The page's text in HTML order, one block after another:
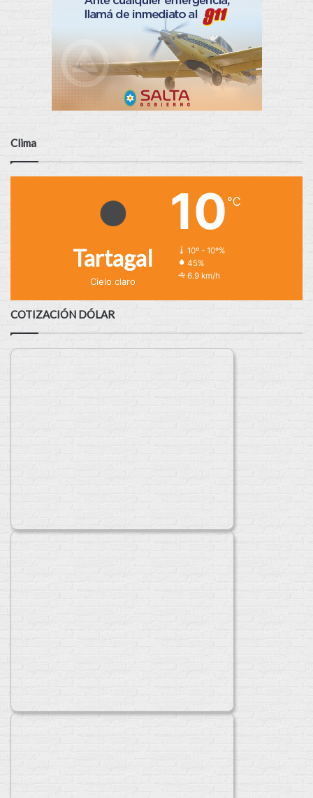
Clima
Tartagal
Cielo claro
10 ℃
10º - 10º%
45%
6.9 km/h
COTIZACIÓN DÓLAR